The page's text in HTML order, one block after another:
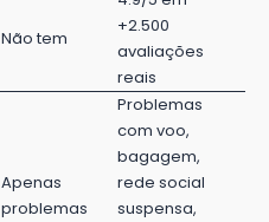
Não tem
+2.500
avaliações
reais
Apenas
problemas
Problemas
com voo,
bagagem,
rede social
suspensa,